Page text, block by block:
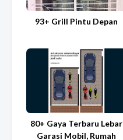
93+ Grill Pintu Depan
80+ Gaya Terbaru Lebar
Garasi Mobil, Rumah